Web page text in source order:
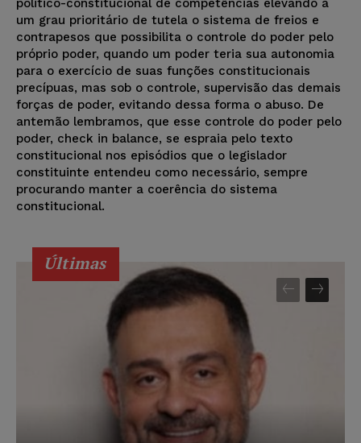
politico-constitucional de competências elevando à
um grau prioritário de tutela o sistema de freios e
contrapesos que possibilita o controle do poder pelo
próprio poder, quando um poder teria sua autonomia
para o exercício de suas funções constitucionais
precípuas, mas sob o controle, supervisão das demais
forças de poder, evitando dessa forma o abuso. De
antemão lembramos, que esse controle do poder pelo
poder, check in balance, se espraia pelo texto
constitucional nos episódios que o legislador
constituinte entendeu como necessário, sempre
procurando manter a coerência do sistema
constitucional.
Últimas